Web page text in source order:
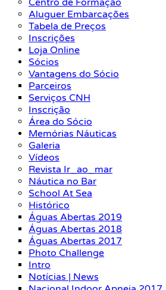
Centro de Formação
Aluguer Embarcações
Tabela de Preços
Inscrições
Loja Online
Sócios
Vantagens do Sócio
Parceiros
Serviços CNH
Inscrição
Área do Sócio
Memórias Náuticas
Galeria
Vídeos
Revista Ir_ao_mar
Náutica no Bar
School At Sea
Histórico
Águas Abertas 2019
Águas Abertas 2018
Águas Abertas 2017
Photo Challenge
Intro
Notícias | News